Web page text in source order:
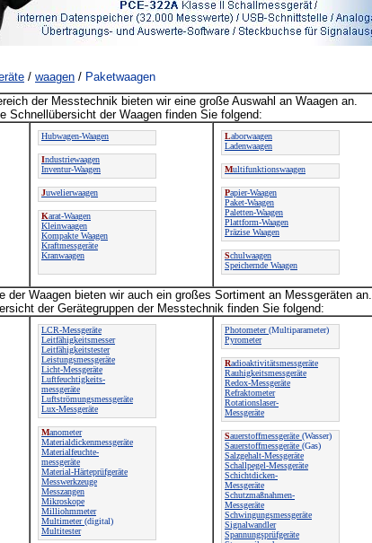
/ waagen / Paketwaagen
der Messtechnik bieten wir eine große Auswahl an Waagen an.
Schnellübersicht der Waagen finden Sie folgend:
Hubwagen-Waagen
Industriewaagen
Inventur-Waagen
Juwelierwaagen
Karat-Waagen
Kleinwaagen
Kompakte Waagen
Kraftmessgeräte
Kranwaagen
Laborwaagen
Ladenwaagen
Multifunktionswaagen
Papier-Waagen
Paket-Waagen
Paletten-Waagen
Plattform-Waagen
Präzise Waagen
Schulwaagen
Speichernde Waagen
der Waagen bieten wir auch ein großes Sortiment an Messgeräten an.
der Gerätegruppen der Messtechnik finden Sie folgend:
LCR-Messgeräte
Leitfähigkeitsmesser
Leitfähigkeitstester
Leistungsmessgeräte
Licht-Messgeräte
Luftfeuchtigkeits-
messgeräte
Luftströmungsmessgeräte
Lux-Messgeräte
Manometer
Materialdickenmessgeräte
Materialfeuchte-
messgeräte
Material-Härteprüfgeräte
Messwerkzeuge
Messzangen
Mikroskope
Milliohmmeter
Multimeter(digital)
Multitester
Photometer(Multiparameter)
Pyrometer
Radioaktivitätsmessgeräte
Rauhigkeitsmessgeräte
Redox-Messgeräte
Refraktometer
Rotationslaser-
Messgeräte
Sauerstoffmessgeräte (Wasser)
Sauerstoffmessgeräte (Gas)
Salzgehalt-Messgeräte
Schallpegel-Messgeräte
Schichtdicken-
Messgeräte
Schutzmaßnahmen-
Messgeräte
Schwingungsmessgeräte
Signalwandler
Spannungsprüfgeräte